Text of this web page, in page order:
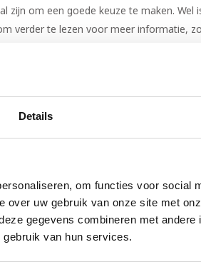
Details
om functies voor social
over uw gebruik van onze site met
gegevens combineren met andere
van hun services.
zijn om een goede keuze te maken.
verder te lezen voor meer informatie,
belangrijke aandachtspunten
rekening mee zal willen houden is dat
dat je een prachtige uitstraling in
Hedera
zich dan ook naar het feit dat er veel
jaren gaande is. Toch bestaat er